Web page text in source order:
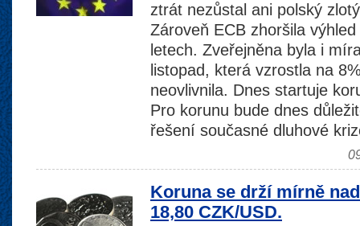
ztrát nezůstal ani polský
Zároveň ECB zhoršila
letech. Zveřejněna byla i
listopad, která vzrostla na
neovlivnila. Dnes startuje
Pro korunu bude dnes
řešení současné dluhové
Koruna se drží mírně
18,80 CZK/USD.